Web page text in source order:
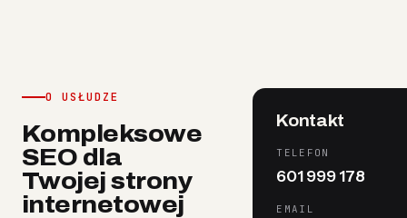
O USŁUDZE
Kompleksowe
SEO dla
Twojej strony
internetowej
Kontakt
TELEFON
601 999 178
EMAIL